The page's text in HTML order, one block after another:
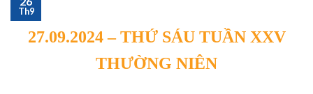
Th9
27.09.2024 – THỨ SÁU TUẦN XXV
THƯỜNG NIÊN